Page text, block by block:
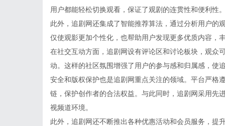
用户都能轻松切换观看，保证了观剧的连贯性和便利性
此外，追剧网还集成了智能推荐算法，通过分析用户的
仅使观影更加个性化，也帮助用户发现更多优质内容，
在社交互动方面，追剧网设有评论区和讨论板块，观众
动。这样的社区氛围增强了用户的参与感和归属感，使
安全和版权保护也是追剧网重点关注的领域。平台严格
链，保护创作者的合法权益。与此同时，追剧网采用先
视频道环境。
此外，追剧网还不断推出各种优惠活动和会员服务，提